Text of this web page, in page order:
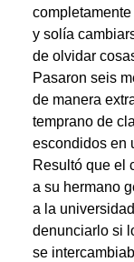
y solía
de olvidar
Pasaron seis
de manera
temprano de
escondidos en
Resultó que el
a su hermano
a la
denunciarlo si
se